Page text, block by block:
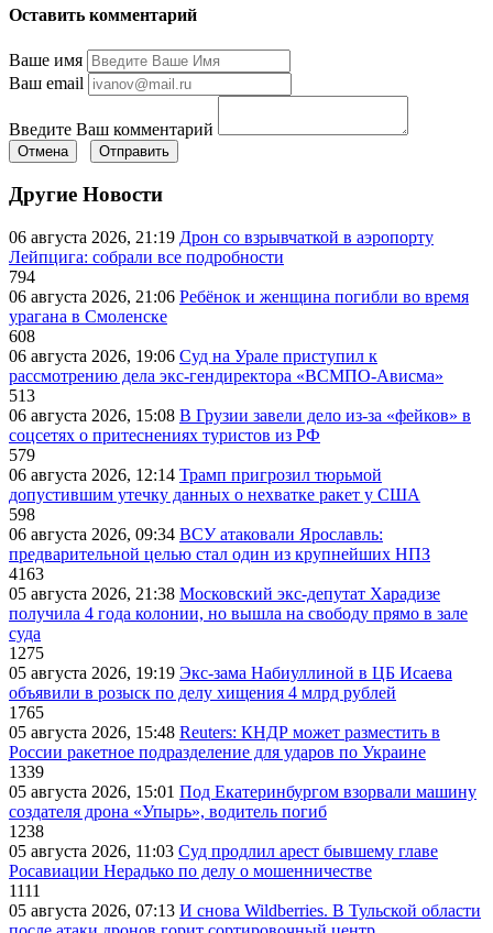
Оставить комментарий
Ваше имя
Ваш email
Введите Ваш комментарий
Отмена Отправить
Другие Новости
06 августа 2026, 21:19 Дрон со взрывчаткой в аэропорту
Лейпцига: собрали все подробности
794
06 августа 2026, 21:06 Ребёнок и женщина погибли во время
урагана в Смоленске
608
06 августа 2026, 19:06 Суд на Урале приступил к
рассмотрению дела экс-гендиректора «ВСМПО-Ависма»
513
06 августа 2026, 15:08 В Грузии завели дело из-за «фейков» в
соцсетях о притеснениях туристов из РФ
579
06 августа 2026, 12:14 Трамп пригрозил тюрьмой
допустившим утечку данных о нехватке ракет у США
598
06 августа 2026, 09:34 ВСУ атаковали Ярославль:
предварительной целью стал один из крупнейших НПЗ
4163
05 августа 2026, 21:38 Московский экс-депутат Харадизе
получила 4 года колонии, но вышла на свободу прямо в зале
суда
1275
05 августа 2026, 19:19 Экс-зама Набиуллиной в ЦБ Исаева
объявили в розыск по делу хищения 4 млрд рублей
1765
05 августа 2026, 15:48 Reuters: КНДР может разместить в
России ракетное подразделение для ударов по Украине
1339
05 августа 2026, 15:01 Под Екатеринбургом взорвали машину
создателя дрона «Упырь», водитель погиб
1238
05 августа 2026, 11:03 Суд продлил арест бывшему главе
Росавиации Нерадько по делу о мошенничестве
1111
05 августа 2026, 07:13 И снова Wildberries. В Тульской области